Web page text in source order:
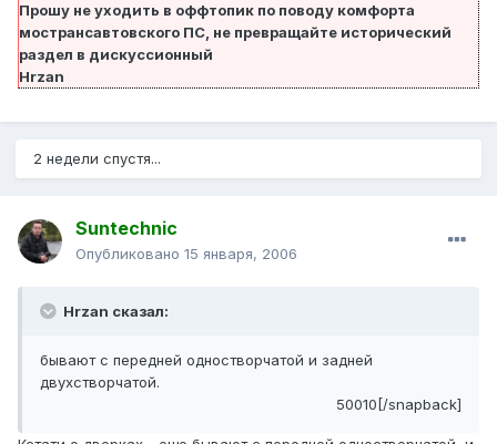
Прошу не уходить в оффтопик по поводу комфорта
мострансавтовского ПС, не превращайте исторический
раздел в дискуссионный
Hrzan
2 недели спустя...
Suntechnic
Опубликовано 15 января, 2006
Hrzan сказал:
бывают с передней одностворчатой и задней
двухстворчатой.
50010[/snapback]